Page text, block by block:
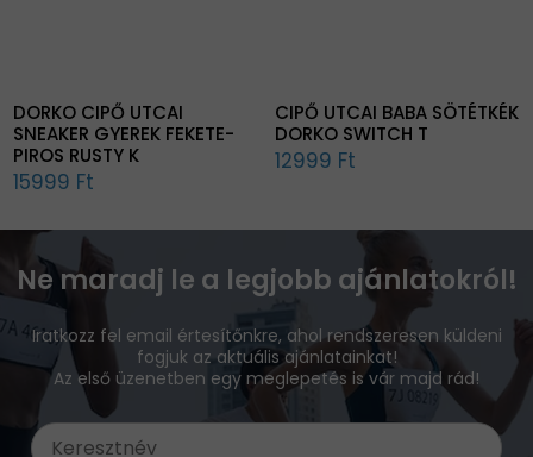
DORKO CIPŐ UTCAI
SNEAKER GYEREK FEKETE-
PIROS RUSTY K
15999 Ft
CIPŐ UTCAI BABA SÖTÉTKÉK
DORKO SWITCH T
12999 Ft
Ne maradj le a legjobb ajánlatokról!
Iratkozz fel email értesítőnkre, ahol rendszeresen küldeni
fogjuk az aktuális ajánlatainkat!
Az első üzenetben egy meglepetés is vár majd rád!